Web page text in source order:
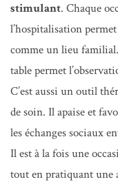
stimulant. Chaque
l’hospitalisation
comme un lieu
table permet
C’est aussi un outil
de soin. Il apaise et
les échanges sociaux
Il est à la fois une
tout en pratiquant une